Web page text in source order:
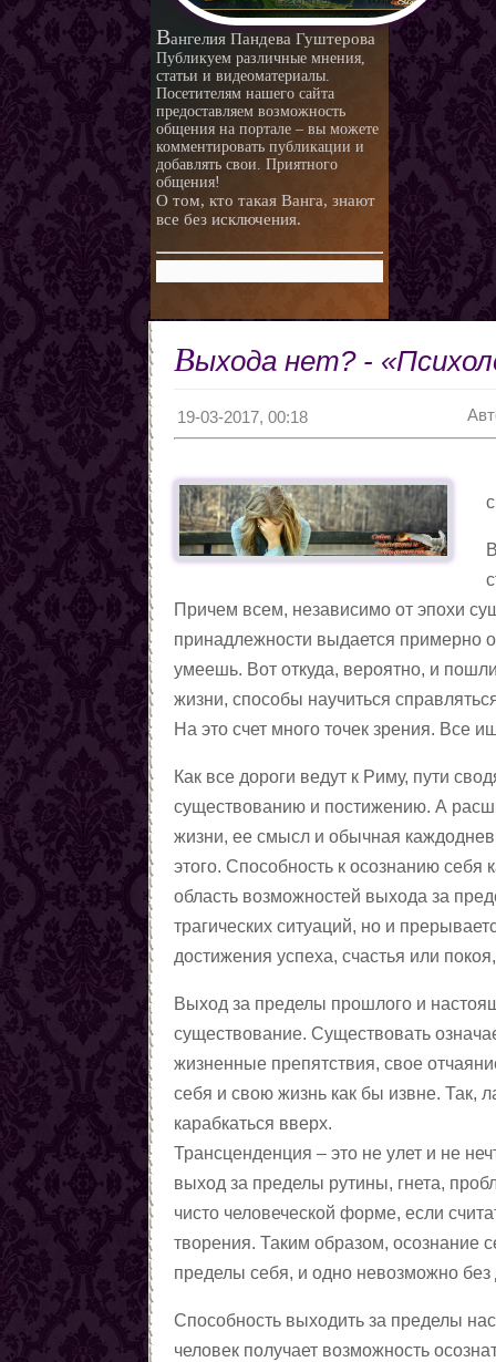
Вангелия Пандева Гуштерова
Публикуем различные мнения,
статьи и видеоматериалы.
Посетителям нашего сайта
предоставляем возможность
общения на портале – вы можете
комментировать публикации и
добавлять свои. Приятного
общения!
О том, кто такая Ванга, знают
все без исключения.
Выхода нет? -
19-03-2017, 00:18
Причем всем, независимо от эпохи
принадлежности выдается примерно
умеешь. Вот откуда, вероятно, и
жизни, способы научиться
На это счет много точек зрения. Все
Как все дороги ведут к Риму, пути
существованию и постижению. А
жизни, ее смысл и обычная
этого. Способность к осознанию
область возможностей выхода за
трагических ситуаций, но и
достижения успеха, счастья или
Выход за пределы прошлого и
существование. Существовать
жизненные препятствия, свое
себя и свою жизнь как бы извне. Так,
карабкаться вверх.
Трансценденция – это не улет и не
выход за пределы рутины, гнета,
чисто человеческой форме, если
творения. Таким образом, осознание
пределы себя, и одно невозможно без
Способность выходить за пределы
человек получает возможность